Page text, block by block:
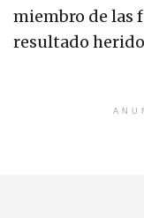
miembro de las
resultado